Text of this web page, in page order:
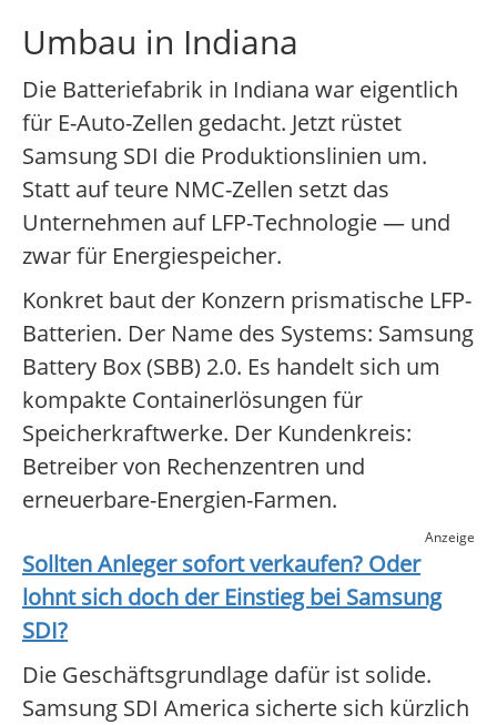
Umbau in Indiana
Die Batteriefabrik in Indiana war eigentlich
für E-Auto-Zellen gedacht. Jetzt rüstet
Samsung SDI die Produktionslinien um.
Statt auf teure NMC-Zellen setzt das
Unternehmen auf LFP-Technologie — und
zwar für Energiespeicher.
Konkret baut der Konzern prismatische LFP-
Batterien. Der Name des Systems: Samsung
Battery Box (SBB) 2.0. Es handelt sich um
kompakte Containerlösungen für
Speicherkraftwerke. Der Kundenkreis:
Betreiber von Rechenzentren und
erneuerbare-Energien-Farmen.
Anzeige
Sollten Anleger sofort verkaufen? Oder
lohnt sich doch der Einstieg bei Samsung
SDI?
Die Geschäftsgrundlage dafür ist solide.
Samsung SDI America sicherte sich kürzlich